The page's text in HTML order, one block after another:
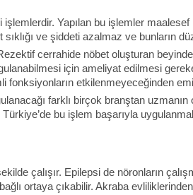
işlemlerdir. Yapılan bu işlemler
ve şiddeti azalmaz ve
cerrahide nöbet oluşturan
için ameliyat edilmesi
fonksiyonların etkilenmeyeceğinden
farklı birçok branştan
bu işlem başarıyla
çalışır. Epilepsi de nöronların
ortaya çıkabilir. Akraba